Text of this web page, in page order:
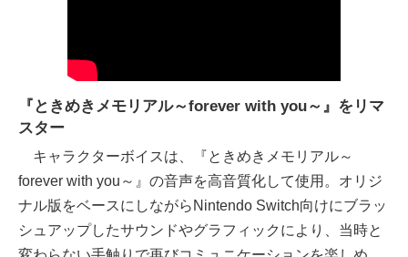
『ときめきメモリアル～forever with you～』をリマ
スター
キャラクターボイスは、『ときめきメモリアル～
forever with you～』の音声を高音質化して使用。オリジ
ナル版をベースにしながらNintendo Switch向けにブラッ
シュアップしたサウンドやグラフィックにより、当時と